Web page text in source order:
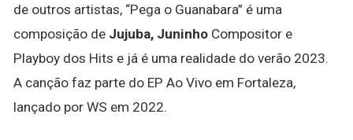
de outros artistas, “Pega o Guanabara” é uma
composição de Jujuba, Juninho Compositor e
Playboy dos Hits e já é uma realidade do verão 2023.
A canção faz parte do EP Ao Vivo em Fortaleza,
lançado por WS em 2022.